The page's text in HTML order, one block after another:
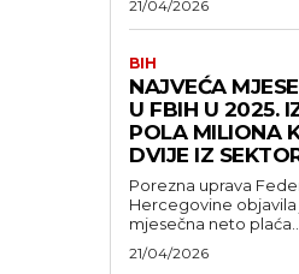
21/04/2026
BIH
NAJVEĆA
U FBIH U 2025.
POLA MILIONA
DVIJE IZ
Porezna uprava
Hercegovine objavila
mjesečna neto plaća...
21/04/2026